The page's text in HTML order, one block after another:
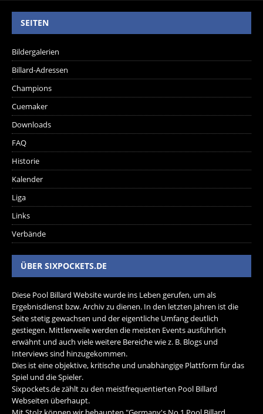
SEITEN
Bildergalerien
Billard-Adressen
Champions
Cuemaker
Downloads
FAQ
Historie
Kalender
Liga
Links
Verbände
ÜBER SIXPOCKETS.DE
Diese Pool Billard Website wurde ins Leben gerufen, um als
Ergebnisdienst bzw. Archiv zu dienen. In den letzten Jahren ist die
Seite stetig gewachsen und der eigentliche Umfang deutlich
gestiegen. Mittlerweile werden die meisten Events ausführlich
erwähnt und auch viele weitere Bereiche wie z. B. Blogs und
Interviews sind hinzugekommen.
Dies ist eine objektive, kritische und unabhängige Plattform für das
Spiel und die Spieler.
Sixpockets.de zählt zu den meistfrequentierten Pool Billard
Webseiten überhaupt.